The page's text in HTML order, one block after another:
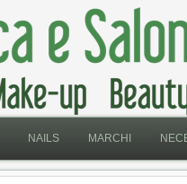
NAILS MARCHI